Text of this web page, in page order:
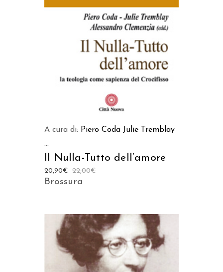
AGGIUNGI AL CARRELLO
A cura di: Piero Coda Julie Tremblay
...
Il Nulla-Tutto dell’amore
22,00€
20,90€
Brossura